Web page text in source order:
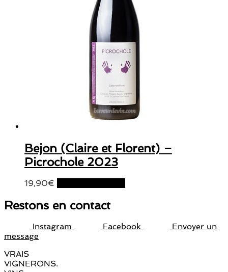
Bejon (Claire et Florent) –
Picrochole 2023
19,90€
Restons en contact
Instagram Facebook
Envoyer un
message
VRAIS
VIGNERONS.